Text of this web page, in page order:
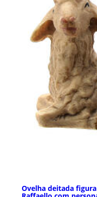
Ovelha deitada